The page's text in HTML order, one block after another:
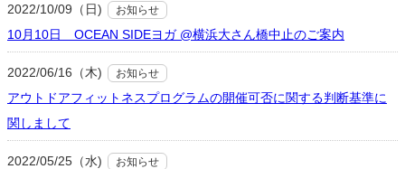
2022/10/09（日) お知らせ
10月10日 OCEAN SIDEヨガ @横浜大さん橋中止のご案内
2022/06/16（木) お知らせ
アウトドアフィットネスプログラムの開催可否に関する判断基準に
関しまして
2022/05/25（水) お知らせ